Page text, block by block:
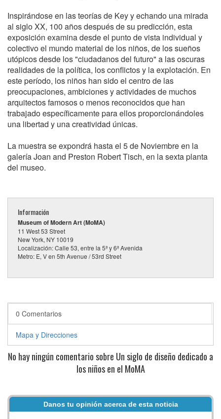
Inspirándose en las teorías de Key y echando una mirada
al siglo XX, 100 años después de su predicción, esta
exposición examina desde el punto de vista individual y
colectivo el mundo material de los niños, de los sueños
utópicos desde los "ciudadanos del futuro" a las oscuras
realidades de la política, los conflictos y la explotación. En
este período, los niños han sido el centro de las
preocupaciones, ambiciones y actividades de muchos
arquitectos famosos o menos reconocidos que han
trabajado específicamente para ellos proporcionándoles
una libertad y una creatividad únicas.
La muestra se expondrá hasta el 5 de Noviembre en la
galería Joan and Preston Robert Tisch, en la sexta planta
del museo.
Información
Museum of Modern Art (MoMA)
11 West 53 Street
New York, NY 10019
Localización: Calle 53, entre la 5ª y 6ª Avenida
Metro: E, V en 5th Avenue / 53rd Street
0 Comentarios
Mapa y Direcciones
No hay ningún comentario sobre Un siglo de diseño dedicado a
los niños en el MoMA
Danos tu opinión acerca de esta noticia